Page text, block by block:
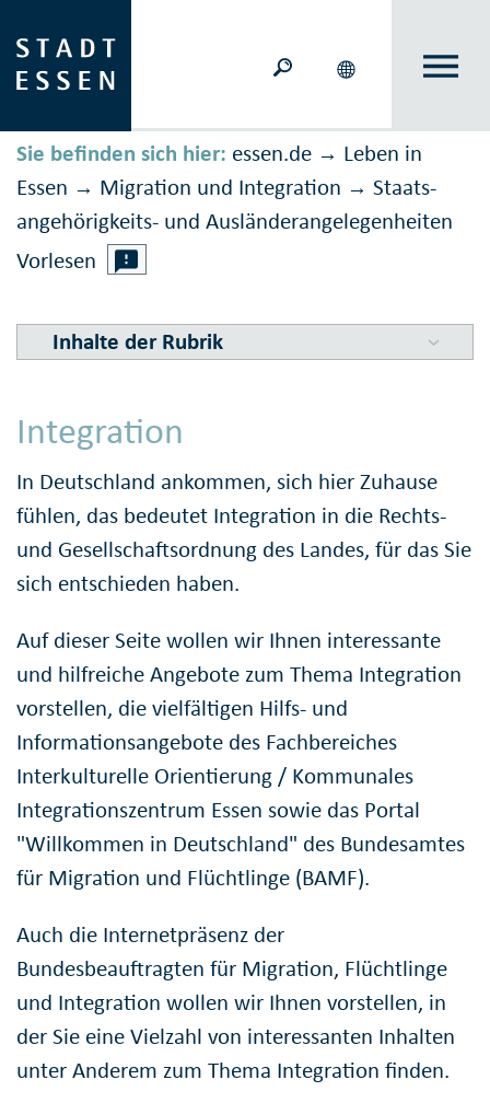
Sie befinden sich hier: essen.de → Leben in
Essen → Migration und Inte­gration → Staats­
ange­hörigkeits- und Aus­länder­an­ge­le­gen­hei­ten
Vorlesen
Inhalte der Rubrik
Integration
In Deutschland ankommen, sich hier Zuhause
fühlen, das bedeutet Integration in die Rechts-
und Gesellschaftsordnung des Landes, für das Sie
sich entschieden haben.
Auf dieser Seite wollen wir Ihnen interessante
und hilfreiche Angebote zum Thema Integration
vorstellen, die vielfältigen Hilfs- und
Informationsangebote des Fachbereiches
Interkulturelle Orientierung / Kommunales
Integrationszentrum Essen sowie das Portal
"Willkommen in Deutschland" des Bundesamtes
für Migration und Flüchtlinge (BAMF).
Auch die Internetpräsenz der
Bundesbeauftragten für Migration, Flüchtlinge
und Integration wollen wir Ihnen vorstellen, in
der Sie eine Vielzahl von interessanten Inhalten
unter Anderem zum Thema Integration finden.